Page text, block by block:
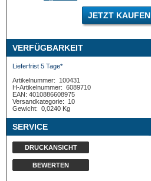
JETZT KAUFEN
VERFÜGBARKEIT
Lieferfrist 5 Tage*
Artikelnummer:
100431
H-Artikelnummer: 6089710
EAN: 4010886608975
Versandkategorie:
10
Gewicht: 0,0240 Kg
SERVICE
DRUCKANSICHT
BEWERTEN